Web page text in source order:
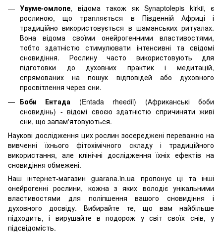
Увуме-омлопе, відома також як Synaptolepis kirkii, є
рослиною, що трапляється в Південній Африці і
традиційно використовується в шаманських ритуалах.
Вона відома своїми онейрогенними властивостями,
тобто здатністю стимулювати інтенсивні та свідомі
сновидіння. Рослину часто використовують для
підготовки до духовних практик і медитацій,
спрямованих на пошук відповідей або духовного
просвітлення через сни.
Боби Ентада (Entada rheedii) (Африканські боби
сновидінь) - відомі своєю здатністю спричиняти живі
сни, що запам'ятовуються.
Наукові дослідження цих рослин зосереджені переважно на
вивченні їхнього фітохімічного складу і традиційного
використання, але клінічні дослідження їхніх ефектів на
сновидіння обмежені.
Наш інтернет-магазинguarana.in.ua пропонує ці та інші
онейрогенні рослини, кожна з яких володіє унікальними
властивостями для поліпшення вашого сновидіння і
духовного досвіду. Вибирайте те, що вам найбільше
підходить, і вирушайте в подорож у світ своїх снів, у
підсвідомість.